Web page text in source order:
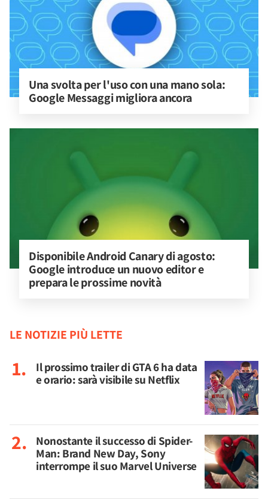
Una svolta per l'uso con una mano sola:
Google Messaggi migliora ancora
Disponibile Android Canary di agosto:
Google introduce un nuovo editor e
prepara le prossime novità
LE NOTIZIE PIÙ LETTE
Il prossimo trailer di GTA 6 ha data
e orario: sarà visibile su Netflix
Nonostante il successo di Spider-
Man: Brand New Day, Sony
interrompe il suo Marvel Universe